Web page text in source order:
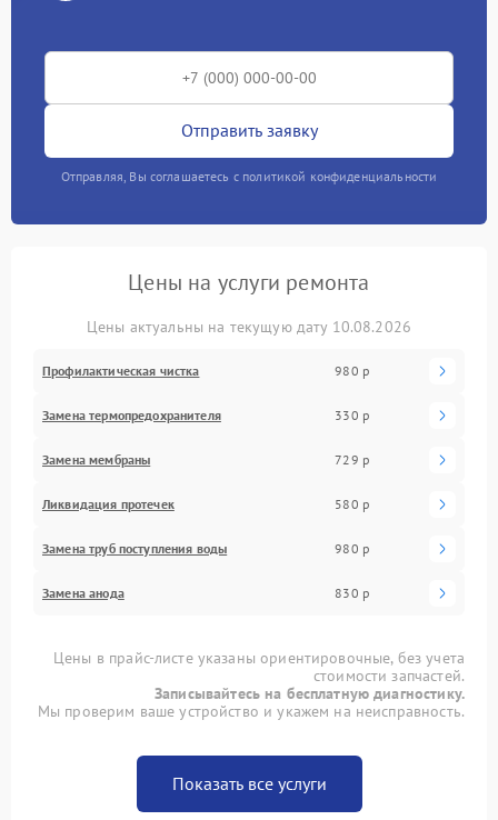
Отправить заявку
Отправляя, Вы соглашаетесь с политикой конфиденциальности
Цены на услуги ремонта
Цены актуальны на текущую дату 10.08.2026
Профилактическая чистка 980 р
Замена термопредохранителя 330 р
Замена мембраны 729 р
Ликвидация протечек 580 р
Замена труб поступления воды 980 р
Замена анода 830 р
Цены в прайс-листе указаны ориентировочные, без учета
стоимости запчастей.
Записывайтесь на бесплатную диагностику.
Мы проверим ваше устройство и укажем на неисправность.
Показать все услуги